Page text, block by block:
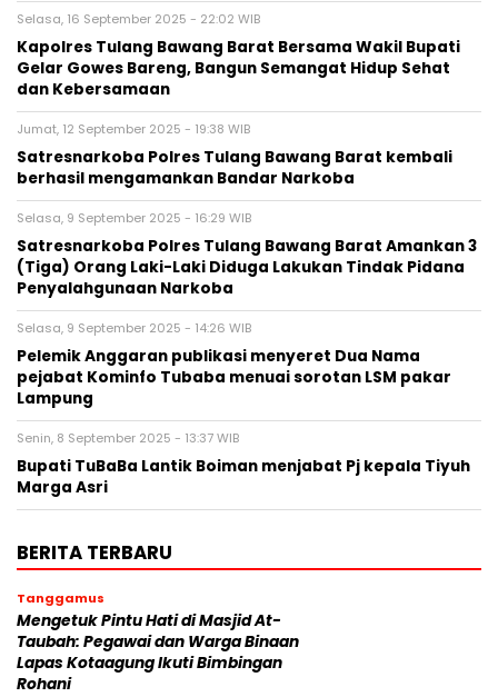
Selasa, 16 September 2025 - 22:02 WIB
Kapolres Tulang Bawang Barat Bersama Wakil Bupati
Gelar Gowes Bareng, Bangun Semangat Hidup Sehat
dan Kebersamaan
Jumat, 12 September 2025 - 19:38 WIB
Satresnarkoba Polres Tulang Bawang Barat kembali
berhasil mengamankan Bandar Narkoba
Selasa, 9 September 2025 - 16:29 WIB
Satresnarkoba Polres Tulang Bawang Barat Amankan 3
(Tiga) Orang Laki-Laki Diduga Lakukan Tindak Pidana
Penyalahgunaan Narkoba
Selasa, 9 September 2025 - 14:26 WIB
Pelemik Anggaran publikasi menyeret Dua Nama
pejabat Kominfo Tubaba menuai sorotan LSM pakar
Lampung
Senin, 8 September 2025 - 13:37 WIB
Bupati TuBaBa Lantik Boiman menjabat Pj kepala Tiyuh
Marga Asri
BERITA TERBARU
Tanggamus
Mengetuk Pintu Hati di Masjid At-
Taubah: Pegawai dan Warga Binaan
Lapas Kotaagung Ikuti Bimbingan
Rohani